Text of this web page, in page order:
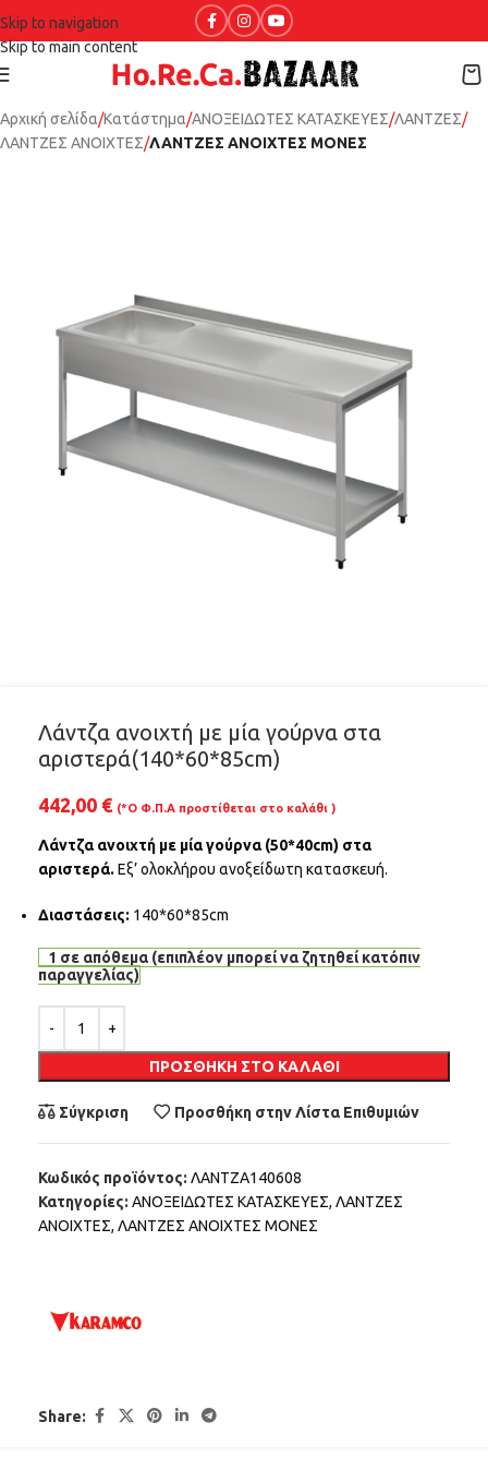
Skip to navigation
Skip to main content
Αρχική σελίδα Κατάστημα ΑΝΟΞΕΙΔΩΤΕΣ ΚΑΤΑΣΚΕΥΕΣ ΛΑΝΤΖΕΣ
ΛΑΝΤΖΕΣ ΑΝΟΙΧΤΕΣ ΛΑΝΤΖΕΣ ΑΝΟΙΧΤΕΣ ΜΟΝΕΣ
Λάντζα ανοιχτή με μία γούρνα στα
αριστερά(140*60*85cm)
442,00 € (*Ο Φ.Π.Α προστίθεται στο καλάθι )
Λάντζα ανοιχτή με μία γούρνα (50*40cm) στα
αριστερά. Εξ’ ολοκλήρου ανοξείδωτη κατασκευή.
Διαστάσεις: 140*60*85cm
1 σε απόθεμα (επιπλέον μπορεί να ζητηθεί κατόπιν
παραγγελίας)
ΠΡΟΣΘΉΚΗ ΣΤΟ ΚΑΛΆΘΙ
Σύγκριση Προσθήκη στην Λίστα Επιθυμιών
Κωδικός προϊόντος: ΛΑΝΤΖΑ140608
Κατηγορίες: ΑΝΟΞΕΙΔΩΤΕΣ ΚΑΤΑΣΚΕΥΕΣ, ΛΑΝΤΖΕΣ
ΑΝΟΙΧΤΕΣ, ΛΑΝΤΖΕΣ ΑΝΟΙΧΤΕΣ ΜΟΝΕΣ
Share: